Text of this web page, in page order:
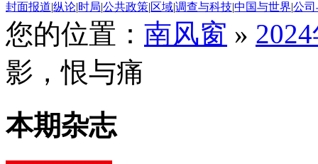
封面报道|纵论|时局|公共政策|区域|调查与科技|中国与世界|公
您的位置： 南风窗 »
影，恨与痛
本期杂志